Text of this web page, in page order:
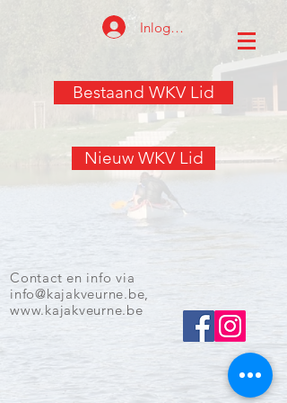
Inloggen
Bestaand WKV Lid
Nieuw WKV Lid
Contact en info via
info@kajakveurne.be,
www.kajakveurne.be